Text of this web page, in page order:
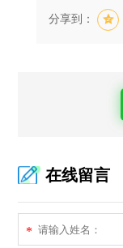
分享到：
在线留言
*